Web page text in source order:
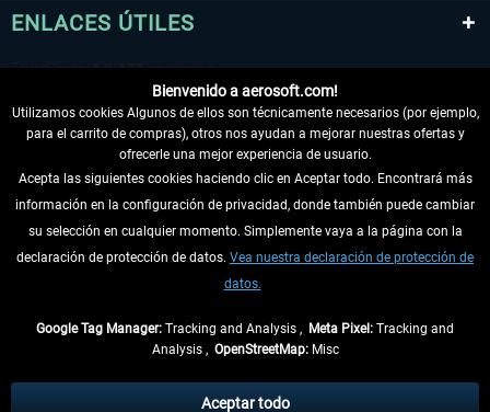
ENLACES ÚTILES
DESISTIR DEL CONTRATO
INFORMACIÓN
tasas de recepción si no se describe lo contrario
Bienvenido a aerosoft.com!
Utilizamos cookies Algunos de ellos son técnicamente necesarios (por ejemplo,
para el carrito de compras), otros nos ayudan a mejorar nuestras ofertas y
ofrecerle una mejor experiencia de usuario.
Acepta las siguientes cookies haciendo clic en Aceptar todo. Encontrará más
información en la configuración de privacidad, donde también puede cambiar
su selección en cualquier momento. Simplemente vaya a la página con la
declaración de protección de datos. Vea nuestra declaración de protección de
datos.
Google Tag Manager: Tracking and Analysis , Meta Pixel: Tracking and
Analysis , OpenStreetMap:Misc
Aceptar todo